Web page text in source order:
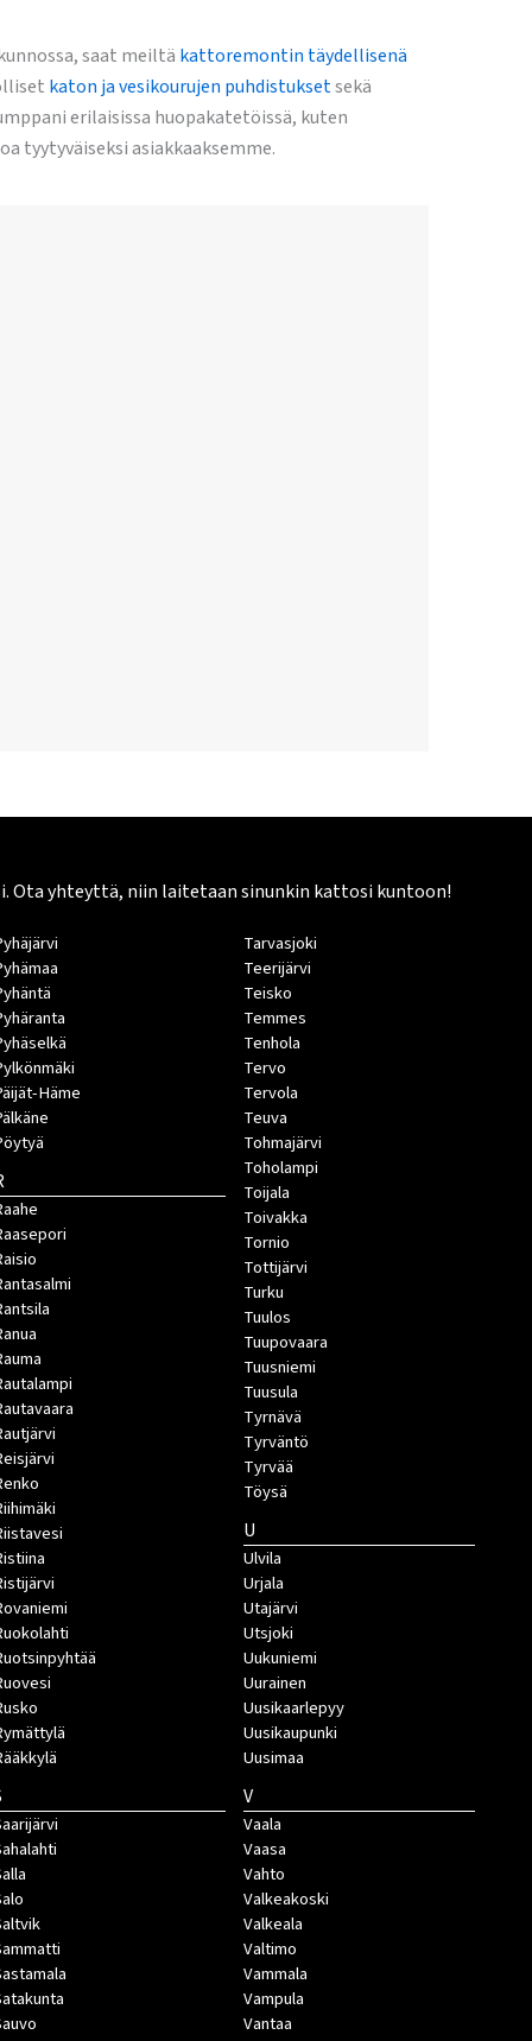
saat meiltä kattoremontin täydellisenä
katon ja vesikourujen puhdistuksetsekä
erilaisissa huopakatetöissä, kuten
tyytyväiseksi asiakkaaksemme.
Ota yhteyttä, niin laitetaan sinunkin kattosi kuntoon!
Häme
Tarvasjoki
Teerijärvi
Teisko
Temmes
Tenhola
Tervo
Tervola
Teuva
Tohmajärvi
Toholampi
Toijala
Toivakka
Tornio
Tottijärvi
Turku
Tuulos
Tuupovaara
Tuusniemi
Tuusula
Tyrnävä
Tyrväntö
Tyrvää
Töysä
U
Ulvila
Urjala
Utajärvi
Utsjoki
Uukuniemi
Uurainen
Uusikaarlepyy
Uusikaupunki
Uusimaa
V
Vaala
Vaasa
Vahto
Valkeakoski
Valkeala
Valtimo
Vammala
Vampula
Vantaa